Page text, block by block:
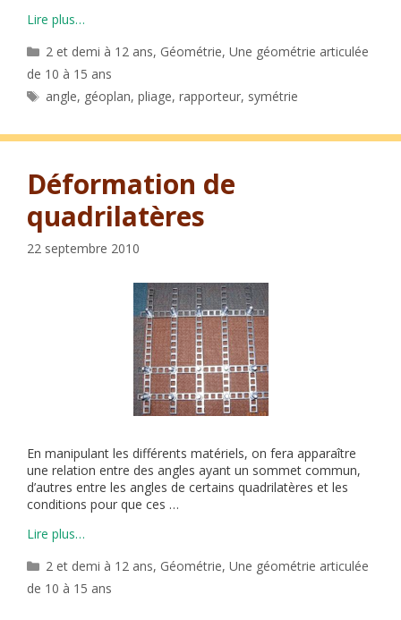
Lire plus…
Catégories
2 et demi à 12 ans, Géométrie,Une géométrie articulée
de 10 à 15 ans
Étiquettes
angle, géoplan,pliage,rapporteur, symétrie
Déformation de
quadrilatères
22 septembre 2010
En manipulant les différents matériels, on fera apparaître
une relation entre des angles ayant un sommet commun,
d’autres entre les angles de certains quadrilatères et les
conditions pour que ces …
Lire plus…
Catégories
2 et demi à 12 ans, Géométrie,Une géométrie articulée
de 10 à 15 ans